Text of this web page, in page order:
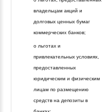
владельцам акций и
долговых ценных бумаг
коммерческих банков;
о льготах и
привлекательных условиях,
предоставленных
юридическим и физическим
лицам по размещению
средств на депозиты в